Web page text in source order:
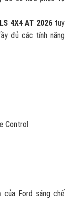
4X4 AT 2026 tuy
đủ các tính năng
Control
của Ford sáng chế